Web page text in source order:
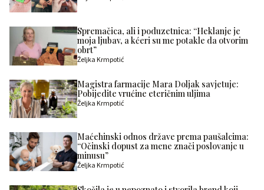
Spremačica, ali i poduzetnica: “Heklanje je
moja ljubav, a kćeri su me potakle da otvorim
obrt”
Željka Krmpotić
Magistra farmacije Mara Doljak savjetuje:
Pobijedite vrućine eteričnim uljima
Željka Krmpotić
Maćehinski odnos države prema paušalcima:
“Očinski dopust za mene znači poslovanje u
minusu”
Željka Krmpotić